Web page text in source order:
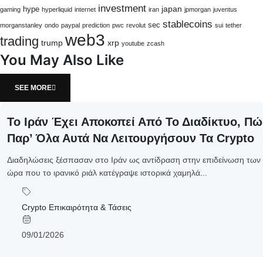
gaming hype hyperliquid internet investment iran japan jpmorgan juventus
morganstanley ondo paypal prediction pwc revolut sec stablecoins sui tether
trading trump web3 xrp youtube zcash
You May Also Like
SEE MORE
Το Ιράν Έχει Αποκοπεί Από Το Διαδίκτυο,
Παρ’ Όλα Αυτά Να Λειτουργήσουν Τα Crypto
Διαδηλώσεις ξέσπασαν στο Ιράν ως αντίδραση στην επιδείνωση
ώρα που το ιρανικό ριάλ κατέγραψε ιστορικά χαμηλά...
Crypto Επικαιρότητα & Τάσεις
09/01/2026